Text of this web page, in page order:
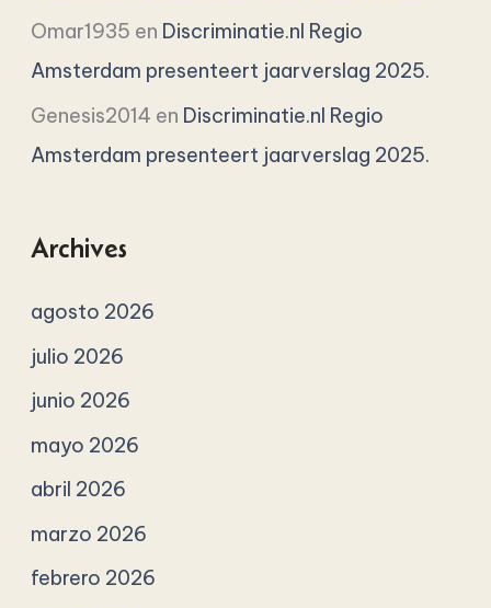
Omar1935 en Discriminatie.nl Regio
Amsterdam presenteert jaarverslag 2025.
Genesis2014 en Discriminatie.nl Regio
Amsterdam presenteert jaarverslag 2025.
Archives
agosto 2026
julio 2026
junio 2026
mayo 2026
abril 2026
marzo 2026
febrero 2026